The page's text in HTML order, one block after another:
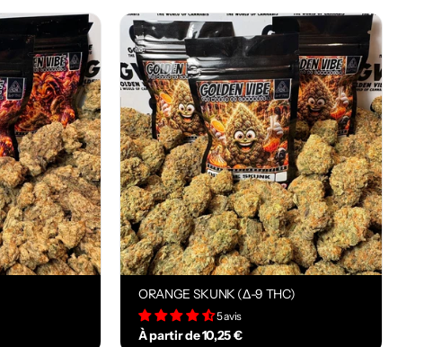
ORANGE SKUNK (Δ-9 THC)
5 avis
À partir de 10,25 €